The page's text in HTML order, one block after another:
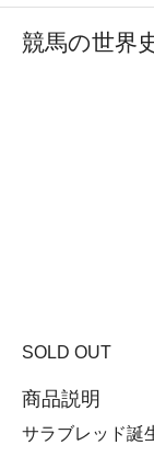
競馬の世界
SOLD OUT
商品説明
サラブレッド誕